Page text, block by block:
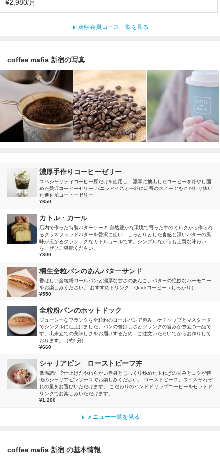
¥2,980/月
定額会員コース一覧を見る
coffee mafia 新宿の写真
濃厚手作りコーヒーゼリー
スペシャリティコーヒー豆だけを使用し、濃厚に抽出したコーヒーを冷やし固
めた贅沢コーヒーゼリー バニラアイスと一緒に定番のスイーツをこだわり抜い
た進化系コーヒーゼリー
¥650
カトル・カール
店内で作った特製バターケーキ 自然豊かな環境で育った牛のミルクから作られ
るグラスフェッドバターを贅沢に使い、しっとりとした食感と深いバターの風
味が広がるクラシックなカトルカールです。シンプルながらも上質な味わい
を、ぜひご堪能ください。
¥300
桐生全粒パンのあんバターサンド
香ばしい全粒粉ロールパンと濃厚な甘さのあんこ、バターの絶妙なハーモニー
をお楽しみください。 おすすめドリンク：Quickコーヒー（しっかり）
¥550
全粒粉パンのホットドック
ジューシーなフランクを全粒粉のロールパンで包み、ケチャップとマスタード
でシンプルに仕上げました。パンの香ばしさとフランクの旨みが際立つ一品で
す。出来立ての美味しさをお届けするため、ご注文いただいてからお作りして
おります。（約5分）
¥660
シャリアピン ローストビーフ丼
低温調理で仕上げたやわらかい赤身とじっくり炒めた玉ねぎの甘みとコクが特
徴のシャリアピンソースでお楽しみください。 ローストビーフ、ライスそれぞ
れの量をお選びいただけます。 こだわりのハンドドリップコーヒーをセットド
リンクでお楽しみいただけます。
¥1,200
メニュー一覧を見る
coffee mafia 新宿 の基本情報